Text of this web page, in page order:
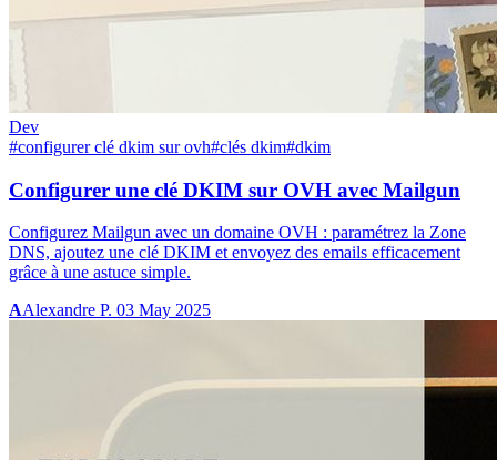
Dev
#configurer clé dkim sur ovh#clés dkim#dkim
Configurer une clé DKIM sur OVH avec Mailgun
Configurez Mailgun avec un domaine OVH : paramétrez la Zone
DNS, ajoutez une clé DKIM et envoyez des emails efficacement
grâce à une astuce simple.
AAlexandre P. 03 May 2025